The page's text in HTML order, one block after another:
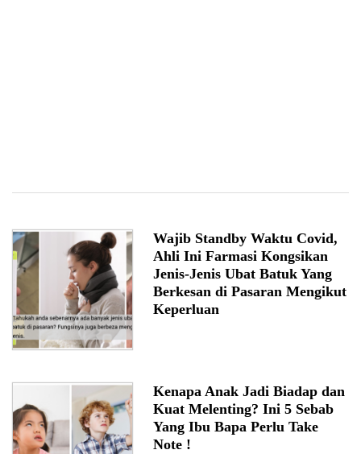
Wajib Standby Waktu Covid,
Ahli Ini Farmasi Kongsikan
Jenis-Jenis Ubat Batuk Yang
Berkesan di Pasaran Mengikut
Keperluan
Kenapa Anak Jadi Biadap dan
Kuat Melenting? Ini 5 Sebab
Yang Ibu Bapa Perlu Take
Note !